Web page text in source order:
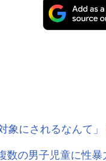
象にされるなんて
の男子児童に性